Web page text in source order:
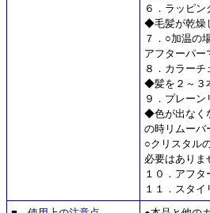
６．ラッピン
◆毛髪が乾燥
７．○加温の
アフターパ
８．カラーチ
◆髪を２～３
９．プレーン
◆色が出なく
の時リムーバ
○クリスタル
必要はありま
１０．アフ
１１．スタイ